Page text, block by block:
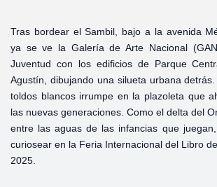
Tras bordear el Sambil, bajo a la avenida
ya se ve la Galería de Arte Nacional
Juventud con los edificios de Parque
Agustín, dibujando una silueta urbana
toldos blancos irrumpe en la plazoleta que
las nuevas generaciones. Como el delta del
entre las aguas de las infancias que
curiosear en la Feria Internacional del Libro
2025.